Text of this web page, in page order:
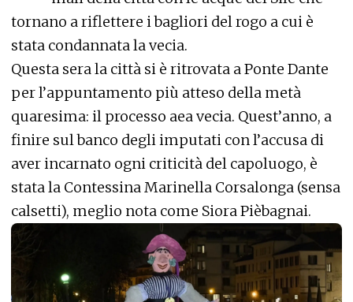
tornano a riflettere i bagliori del rogo a cui è
stata condannata la vecia.
Questa sera la città si è ritrovata a Ponte Dante
per l’appuntamento più atteso della metà
quaresima: il processo aea vecia. Quest’anno, a
finire sul banco degli imputati con l’accusa di
aver incarnato ogni criticità del capoluogo, è
stata la Contessina Marinella Corsalonga (sensa
calsetti), meglio nota come Siora Pièbagnai.